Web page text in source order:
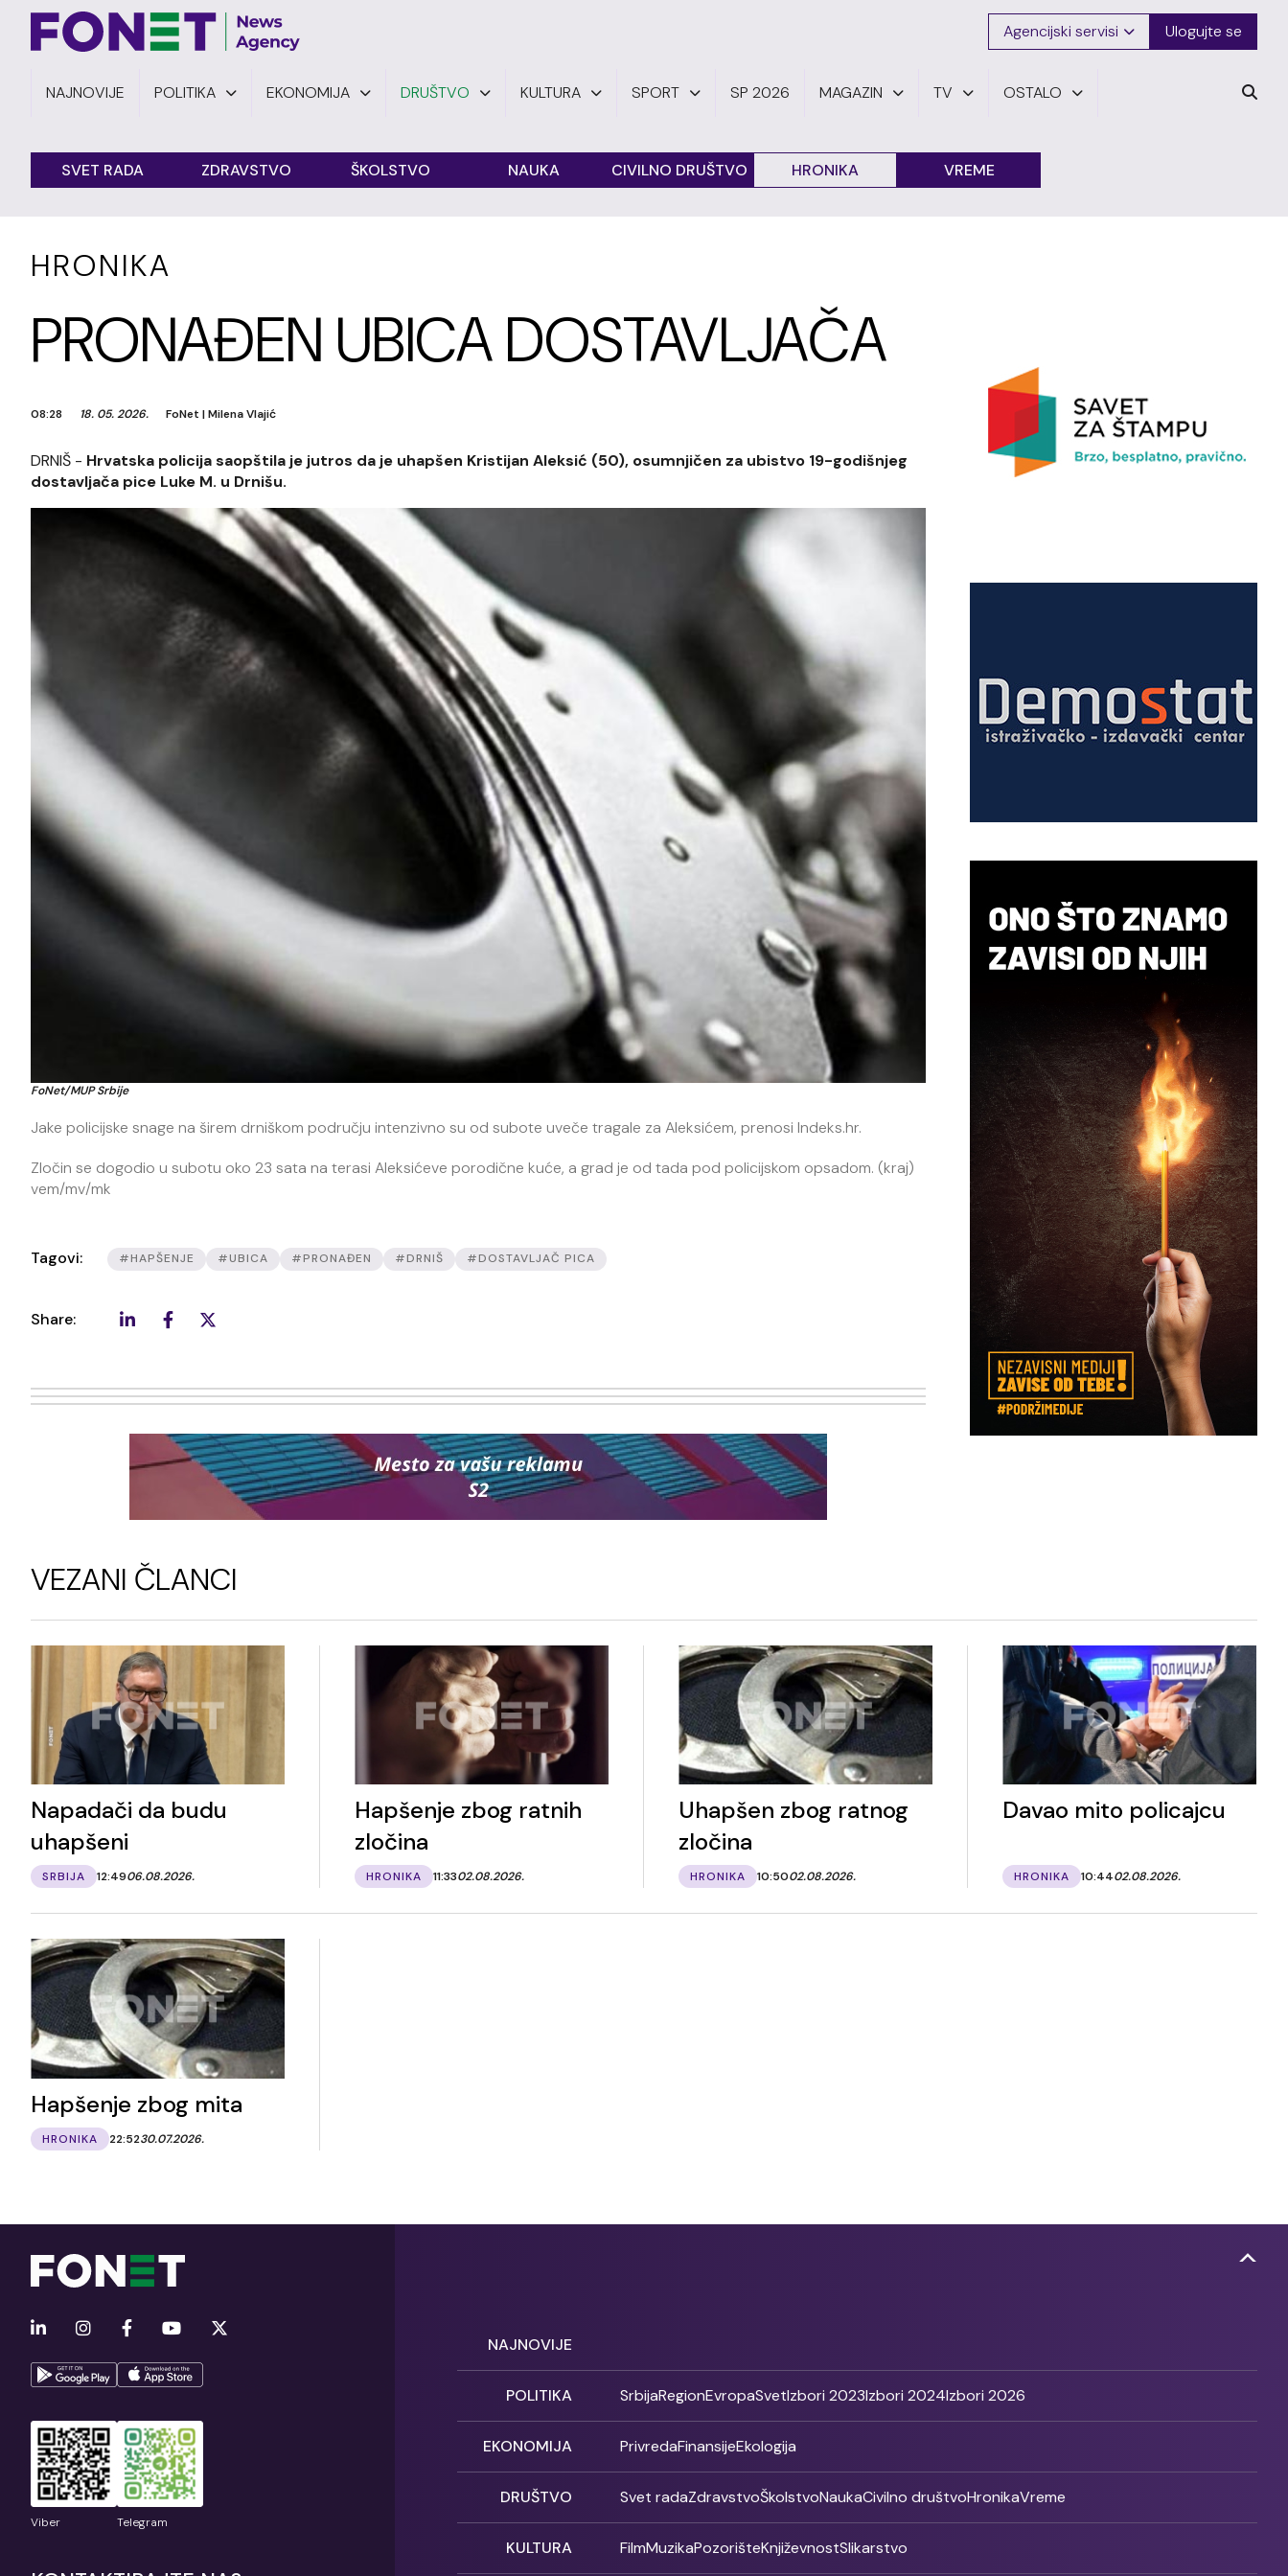
Agencijski servisi Ulogujte se
NAJNOVIJE POLITIKA EKONOMIJA DRUŠTVO KULTURA SPORT SP 2026 MAGAZIN TV OSTALO
SVET RADA ZDRAVSTVO ŠKOLSTVO NAUKA CIVILNO DRUŠTVO HRONIKA VREME
HRONIKA
PRONAĐEN UBICA DOSTAVLJAČA
08:28 18. 05. 2026. FoNet |Milena Vlajić
DRNIŠ - Hrvatska policija saopštila je jutros da je uhapšen Kristijan Aleksić (50), osumnjičen za ubistvo 19-godišnjeg
dostavljača pice Luke M. u Drnišu.
FoNet/MUP Srbije
Jake policijske snage na širem drniškom području intenzivno su od subote uveče tragale za Aleksićem, prenosi Indeks.hr.
Zločin se dogodio u subotu oko 23 sata na terasi Aleksićeve porodične kuće, a grad je od tada pod policijskom opsadom. (kraj)
vem/mv/mk
Tagovi: #HAPŠENJE #UBICA #PRONAĐEN #DRNIŠ #DOSTAVLJAČ PICA
Share:
VEZANI ČLANCI
Napadači da budu
uhapšeni
SRBIJA 12:4906.08.2026.
Hapšenje zbog ratnih
zločina
HRONIKA 11:3302.08.2026.
Uhapšen zbog ratnog
zločina
HRONIKA 10:5002.08.2026.
Davao mito policajcu
HRONIKA 10:4402.08.2026.
Hapšenje zbog mita
HRONIKA 22:5230.07.2026.
Viber Telegram
NAJNOVIJE
POLITIKA SrbijaRegionEvropaSvetIzbori 2023Izbori 2024Izbori 2026
EKONOMIJA PrivredaFinansijeEkologija
DRUŠTVO Svet radaZdravstvoŠkolstvoNaukaCivilno društvoHronikaVreme
KULTURA FilmMuzikaPozorišteKnjiževnostSlikarstvo